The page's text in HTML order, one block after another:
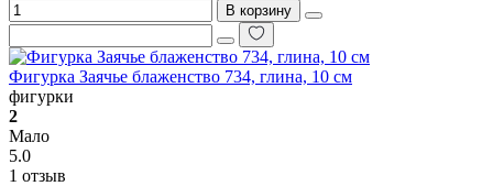
В корзину
Фигурка Заячье блаженство 734, глина, 10 см
фигурки
2
Мало
5.0
1 отзыв